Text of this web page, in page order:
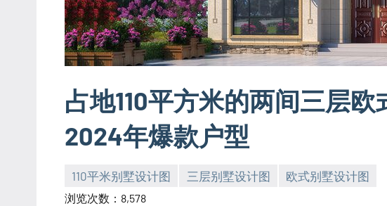
占地110平方米的两间三层欧
2024年爆款户型
110平米别墅设计图 三层别墅设计图 欧式别墅设计图
yacool
浏览次数：8,578